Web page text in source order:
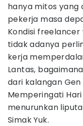
hanya mitos yang
pekerja masa
Kondisi
tidak adanya
kerja
Lantas,
dari kalangan
Memperingati Hari
menurunkan
Simak Yuk.